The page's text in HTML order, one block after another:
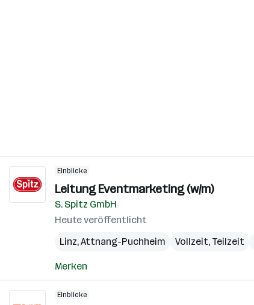
Einblicke
Leitung Eventmarketing (w/m)
S. Spitz GmbH
Heute veröffentlicht
Linz,Attnang-Puchheim Vollzeit, Teilzeit
Merken
Einblicke